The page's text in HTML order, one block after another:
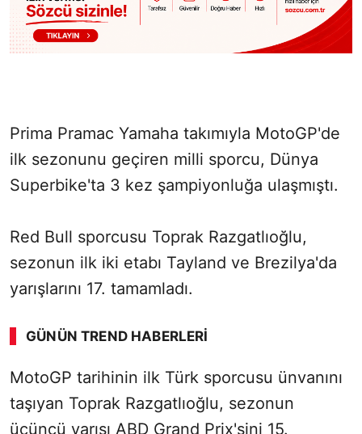
Prima Pramac Yamaha takımıyla MotoGP'de
ilk sezonunu geçiren milli sporcu, Dünya
Superbike'ta 3 kez şampiyonluğa ulaşmıştı.
Red Bull sporcusu Toprak Razgatlıoğlu,
sezonun ilk iki etabı Tayland ve Brezilya'da
yarışlarını 17. tamamladı.
GÜNÜN TREND HABERLERI
MotoGP tarihinin ilk Türk sporcusu ünvanını
taşıyan Toprak Razgatlıoğlu, sezonun
üçüncü yarışı ABD Grand Prix'sini 15.